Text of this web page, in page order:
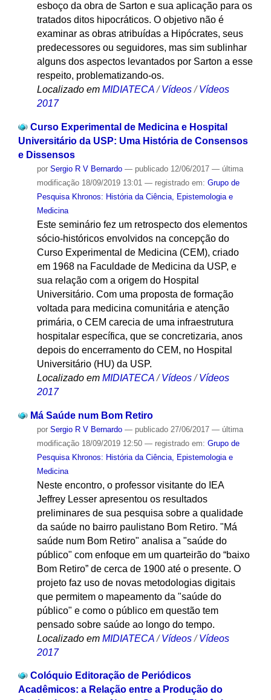
esboço da obra de Sarton e sua aplicação para os
tratados ditos hipocráticos. O objetivo não é
examinar as obras atribuídas a Hipócrates, seus
predecessores ou seguidores, mas sim sublinhar
alguns dos aspectos levantados por Sarton a esse
respeito, problematizando-os.
Localizado em MIDIATECA /Vídeos /Vídeos
2017
Curso Experimental de Medicina e Hospital
Universitário da USP: Uma História de Consensos
e Dissensos
por Sergio R V Bernardo — publicado12/06/2017 — última
modificação18/09/2019 13:01 — registrado em: Grupo de
Pesquisa Khronos: História da Ciência, Epistemologia e
Medicina
Este seminário fez um retrospecto dos elementos
sócio-históricos envolvidos na concepção do
Curso Experimental de Medicina (CEM), criado
em 1968 na Faculdade de Medicina da USP, e
sua relação com a origem do Hospital
Universitário. Com uma proposta de formação
voltada para medicina comunitária e atenção
primária, o CEM carecia de uma infraestrutura
hospitalar específica, que se concretizaria, anos
depois do encerramento do CEM, no Hospital
Universitário (HU) da USP.
Localizado em MIDIATECA /Vídeos /Vídeos
2017
Má Saúde num Bom Retiro
por Sergio R V Bernardo — publicado27/06/2017 — última
modificação18/09/2019 12:50 — registrado em: Grupo de
Pesquisa Khronos: História da Ciência, Epistemologia e
Medicina
Neste encontro, o professor visitante do IEA
Jeffrey Lesser apresentou os resultados
preliminares de sua pesquisa sobre a qualidade
da saúde no bairro paulistano Bom Retiro. "Má
saúde num Bom Retiro" analisa a "saúde do
público" com enfoque em um quarteirão do “baixo
Bom Retiro” de cerca de 1900 até o presente. O
projeto faz uso de novas metodologias digitais
que permitem o mapeamento da "saúde do
público" e como o público em questão tem
pensado sobre saúde ao longo do tempo.
Localizado em MIDIATECA /Vídeos /Vídeos
2017
Colóquio Editoração de Periódicos
Acadêmicos: a Relação entre a Produção do